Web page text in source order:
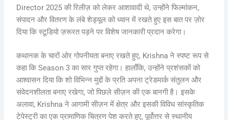
Director 2025 की रिलीज़ को लेकर आशावादी थे, उन्होंने फिल्मांकन,
संपादन और वितरण के लंबे शेड्यूल को ध्यान में रखते हुए इस बात पर ज़ोर
दिया कि स्टूडियो ज़रूरत पड़ने पर विशेष जानकारी प्रदान करेगा।
कथानक के चारों ओर गोपनीयता बनाए रखते हुए, Krishna ने स्पष्ट रूप से
कहा कि Season 3 का सार गुप्त रहेगा। हालाँकि, उन्होंने प्रशंसकों को
आश्वासन दिया कि शो विभिन्न मुद्दों के प्रति अपना ट्रेडमार्क संतुलन और
संवेदनशीलता बनाए रखेगा, जो पिछले सीज़न की एक बानगी है। इसके
अलावा, Krishna ने आगामी सीज़न में क्षेत्र और इसकी विविध सांस्कृतिक
टेपेस्ट्री का एक प्रामाणिक चित्रण पेश करते हुए, पूर्वोत्तर से स्थानीय